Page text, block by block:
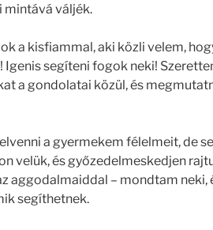
mintává váljék.
a kisfiammal, aki közli velem,
Igenis segíteni fogok neki!
a gondolatai közül, és
a gyermekem félelmeit, de
velük, és győzedelmeskedjen
aggodalmaiddal – mondtam
segíthetnek.